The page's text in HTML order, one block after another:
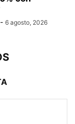
- 6 agosto, 2026